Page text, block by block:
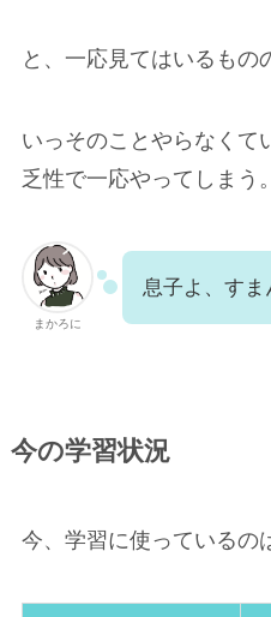
と、一応見てはいるも
いっそのことやらなくて
乏性で一応やってしまう。
まかろに
息子よ、すま
今の学習状況
今、学習に使っているの